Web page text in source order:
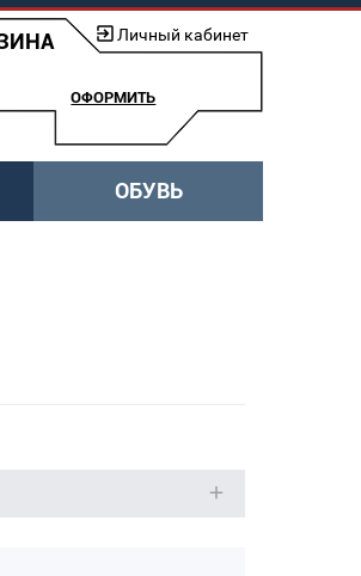
Личный кабинет
ОФОРМИТЬ
ОБУВЬ